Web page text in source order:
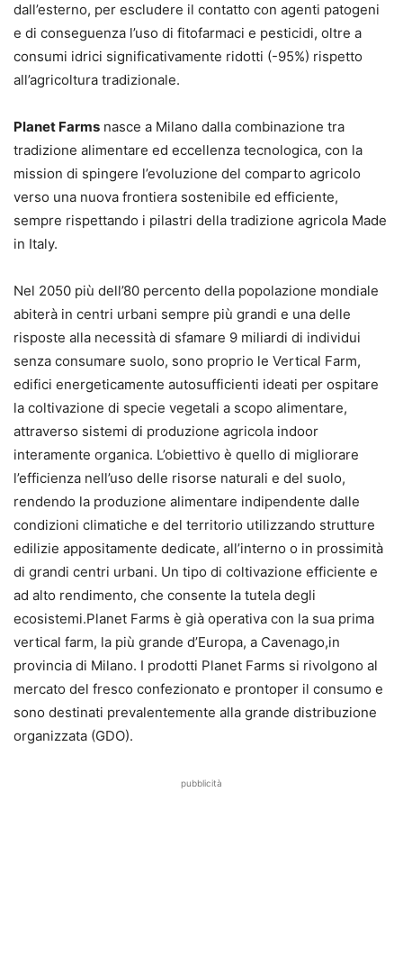
dall’esterno, per escludere il contatto con agenti patogeni
e di conseguenza l’uso di fitofarmaci e pesticidi, oltre a
consumi idrici significativamente ridotti (-95%) rispetto
all’agricoltura tradizionale.
Planet Farms nasce a Milano dalla combinazione tra
tradizione alimentare ed eccellenza tecnologica, con la
mission di spingere l’evoluzione del comparto agricolo
verso una nuova frontiera sostenibile ed efficiente,
sempre rispettando i pilastri della tradizione agricola Made
in Italy.
Nel 2050 più dell’80 percento della popolazione mondiale
abiterà in centri urbani sempre più grandi e una delle
risposte alla necessità di sfamare 9 miliardi di individui
senza consumare suolo, sono proprio le Vertical Farm,
edifici energeticamente autosufficienti ideati per ospitare
la coltivazione di specie vegetali a scopo alimentare,
attraverso sistemi di produzione agricola indoor
interamente organica. L’obiettivo è quello di migliorare
l’efficienza nell’uso delle risorse naturali e del suolo,
rendendo la produzione alimentare indipendente dalle
condizioni climatiche e del territorio utilizzando strutture
edilizie appositamente dedicate, all’interno o in prossimità
di grandi centri urbani. Un tipo di coltivazione efficiente e
ad alto rendimento, che consente la tutela degli
ecosistemi.Planet Farms è già operativa con la sua prima
vertical farm, la più grande d’Europa, a Cavenago,in
provincia di Milano. I prodotti Planet Farms si rivolgono al
mercato del fresco confezionato e prontoper il consumo e
sono destinati prevalentemente alla grande distribuzione
organizzata (GDO).
pubblicità